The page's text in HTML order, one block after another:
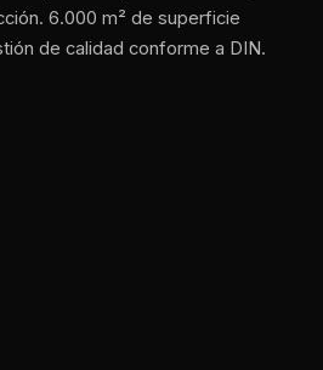
6.000 m² de superficie
de calidad conforme a DIN.